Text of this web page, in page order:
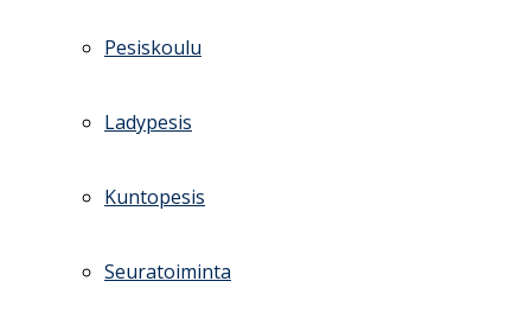
Pesiskoulu
Ladypesis
Kuntopesis
Seuratoiminta